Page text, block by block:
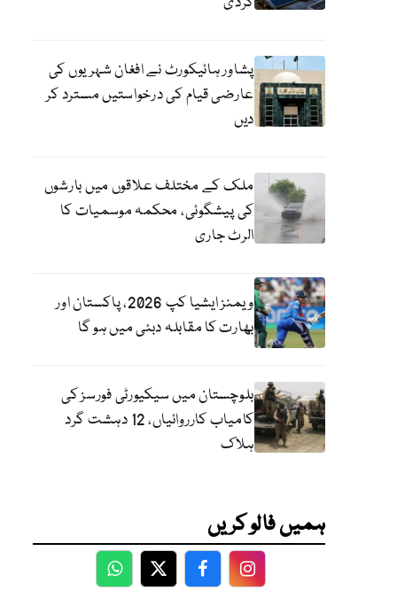
پشاور ہائیکورٹ نے افغان شہریوں کی
عارضی قیام کی درخواستیں مسترد کر
دیں
ملک کے مختلف علاقوں میں بارشوں
کی پیشگوئی، محکمہ موسمیات کا
الرٹ جاری
ویمنز ایشیا کپ 2026، پاکستان اور
بھارت کا مقابلہ دبئی میں ہو گا
بلوچستان میں سیکیورٹی فورسز کی
کامیاب کارروائیاں، 12 دہشت گرد
ہلاک
ہمیں فالو کریں
WhatsApp
TwitterFacebookFacebook